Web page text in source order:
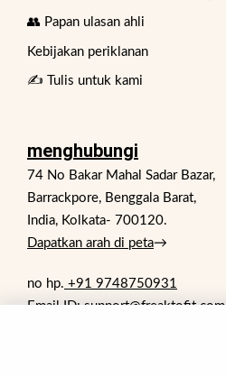
👥 Papan ulasan ahli
Kebijakan periklanan
✍️ Tulis untuk kami
menghubungi
74 No Bakar Mahal Sadar Bazar,
Barrackpore, Benggala Barat,
India, Kolkata- 700120.
Dapatkan arah di peta→
no hp. +91 9748750931
Email ID: support@freaktofit.com